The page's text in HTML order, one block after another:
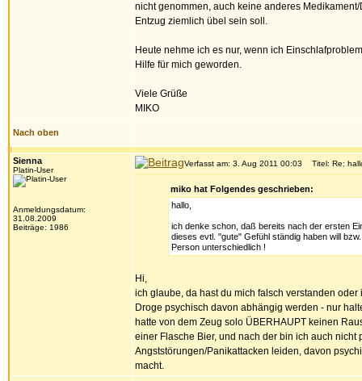
nicht genommen, auch keine anderes
Entzug ziemlich übel sein soll.
Heute nehme ich es nur, wenn ich
Hilfe für mich geworden.
Viele Grüße
MIKO
Nach oben
Sienna
Platin-User
Anmeldungsdatum:
31.08.2009
Beiträge: 1986
Verfasst am: 3. Aug 2011 00:03 Titel: Re:
miko hat Folgendes geschrieben:
hallo,
ich denke schon, daß bereits nach der ersten
dieses evtl. "gute" Gefühl ständig haben will
Person unterschiedlich !
Hi,
ich glaube, da hast du mich falsch verstanden
Droge psychisch davon abhängig werden - nur
hatte von dem Zeug solo ÜBERHAUPT keinen
einer Flasche Bier, und nach der bin ich auch
Angststörungen/Panikattacken leiden, davon
macht.